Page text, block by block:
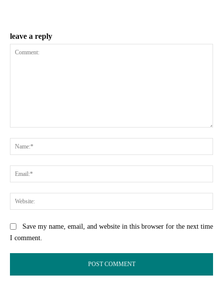
leave a reply
Save my name, email, and website in this browser for the next time
I comment.